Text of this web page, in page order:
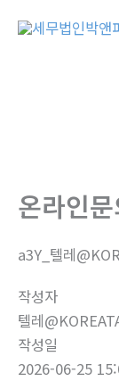
온라인문
a3Y_텔레
작성자
텔레
작성일
2026-06-25